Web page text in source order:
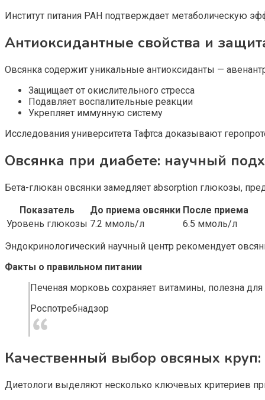
Институт питания РАН подтверждает метаболическую
Антиоксидантные свойства и
Овсянка содержит уникальные антиоксиданты —
Защищает от окислительного стресса
Подавляет воспалительные реакции
Укрепляет иммунную систему
Исследования университета Тафтса доказывают
Овсянка при диабете: научный
Бета-глюкан овсянки замедляет absorption глюкозы,
Показатель
До приема овсянки После приема
Уровень глюкозы 7.2 ммоль/л
6.5 ммоль/л
Эндокринологический научный центр рекомендует
Факты о правильном питании
Печеная морковь сохраняет витамины, полезна
Роспотребнадзор
Качественный выбор овсяных круп:
Диетологи выделяют несколько ключевых критериев